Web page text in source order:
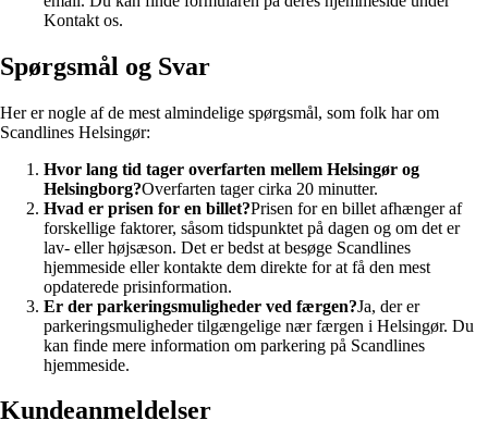
Kontakt os.
Spørgsmål og Svar
Her er nogle af de mest almindelige spørgsmål, som folk har om
Scandlines Helsingør:
Hvor lang tid tager overfarten mellem Helsingør og
Helsingborg?Overfarten tager cirka 20 minutter.
Hvad er prisen for en billet?Prisen for en billet afhænger af
forskellige faktorer, såsom tidspunktet på dagen og om det er
lav- eller højsæson. Det er bedst at besøge Scandlines
hjemmeside eller kontakte dem direkte for at få den mest
opdaterede prisinformation.
Er der parkeringsmuligheder ved færgen?Ja, der er
parkeringsmuligheder tilgængelige nær færgen i Helsingør. Du
kan finde mere information om parkering på Scandlines
hjemmeside.
Kundeanmeldelser